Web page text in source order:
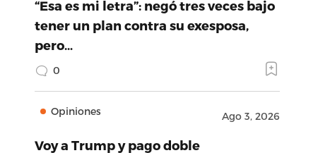
“Esa es mi letra”: negó tres veces bajo
tener un plan contra su exesposa,
pero…
0
Opiniones Ago 3, 2026
Voy a Trump y pago doble